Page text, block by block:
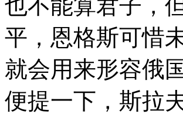
也不能算君子，
平，恩格斯可惜
就会用来形容俄
便提一下，斯拉